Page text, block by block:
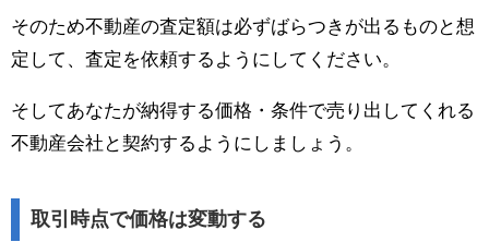
そのため不動産の査定額は必ずばらつきが出るものと想
定して、査定を依頼するようにしてください。
そしてあなたが納得する価格・条件で売り出してくれる
不動産会社と契約するようにしましょう。
取引時点で価格は変動する